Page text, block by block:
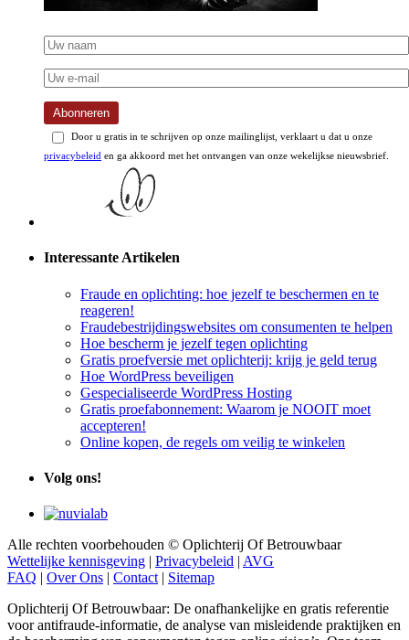
Abonneren
Door u gratis in te schrijven op onze mailinglijst, verklaart u dat u onze
privacybeleid en ga akkoord met het ontvangen van onze wekelijkse nieuwsbrief.
Interessante Artikelen
Fraude en oplichting: hoe jezelf te beschermen en te
reageren!
Fraudebestrijdingswebsites om consumenten te helpen
Hoe bescherm je jezelf tegen oplichting
Gratis proefversie met oplichterij: krijg je geld terug
Hoe WordPress beveiligen
Gespecialiseerde WordPress Hosting
Gratis proefabonnement: Waarom je NOOIT moet
accepteren!
Online kopen, de regels om veilig te winkelen
Volg ons!
Alle rechten voorbehouden © Oplichterij Of Betrouwbaar
Wettelijke kennisgeving | Privacybeleid | AVG
FAQ | Over Ons | Contact | Sitemap
Oplichterij Of Betrouwbaar: De onafhankelijke en gratis referentie
voor antifraude-informatie, de analyse van misleidende praktijken en